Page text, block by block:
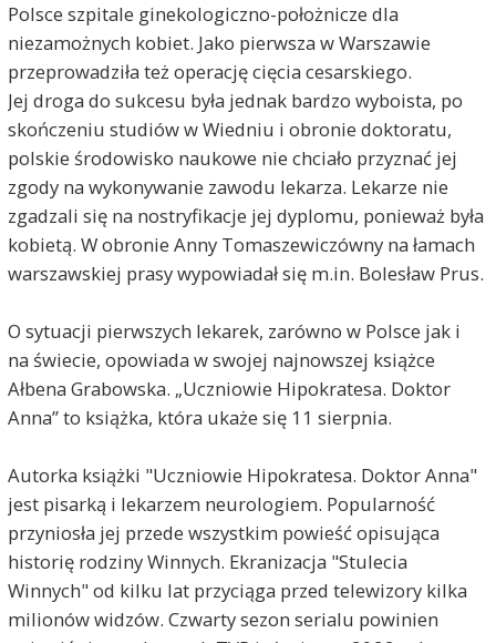
Polsce szpitale ginekologiczno-położnicze dla
niezamożnych kobiet. Jako pierwsza w Warszawie
przeprowadziła też operację cięcia cesarskiego.
Jej droga do sukcesu była jednak bardzo wyboista, po
skończeniu studiów w Wiedniu i obronie doktoratu,
polskie środowisko naukowe nie chciało przyznać jej
zgody na wykonywanie zawodu lekarza. Lekarze nie
zgadzali się na nostryfikacje jej dyplomu, ponieważ była
kobietą. W obronie Anny Tomaszewiczówny na łamach
warszawskiej prasy wypowiadał się m.in. Bolesław Prus.
O sytuacji pierwszych lekarek, zarówno w Polsce jak i
na świecie, opowiada w swojej najnowszej książce
Ałbena Grabowska. „Uczniowie Hipokratesa. Doktor
Anna” to książka, która ukaże się 11 sierpnia.
Autorka książki "Uczniowie Hipokratesa. Doktor Anna"
jest pisarką i lekarzem neurologiem. Popularność
przyniosła jej przede wszystkim powieść opisująca
historię rodziny Winnych. Ekranizacja "Stulecia
Winnych" od kilku lat przyciąga przed telewizory kilka
milionów widzów. Czwarty sezon serialu powinien